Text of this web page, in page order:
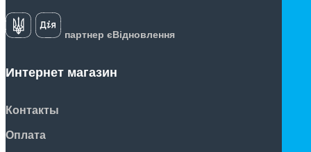
партнер єВідновлення
Интернет магазин
Контакты
Оплата